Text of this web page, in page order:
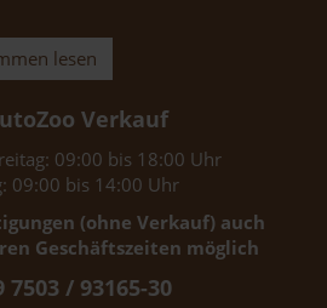
lesen
Verkauf
09:00 bis 18:00 Uhr
09:00 bis 14:00 Uhr
(ohne Verkauf) auch
Geschäftszeiten möglich
7503 / 93165-30